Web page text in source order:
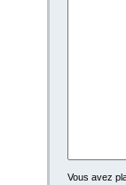
Vous avez